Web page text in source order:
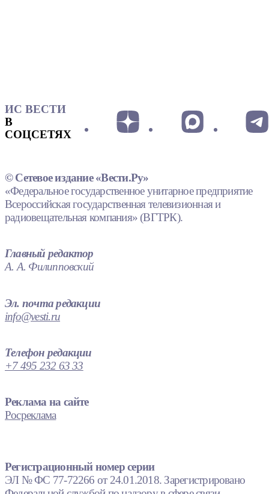
ИС ВЕСТИ
В
СОЦСЕТЯХ
© Сетевое издание «Вести.Ру»
«Федеральное государственное унитарное предприятие
Всероссийская государственная телевизионная и
радиовещательная компания» (ВГТРК).
Главный редактор
А. А. Филипповский
Эл. почта редакции
info@vesti.ru
Телефон редакции
+7 495 232 63 33
Реклама на сайте
Росреклама
Регистрационный номер серии
ЭЛ № ФС 77-72266 от 24.01.2018. Зарегистрировано